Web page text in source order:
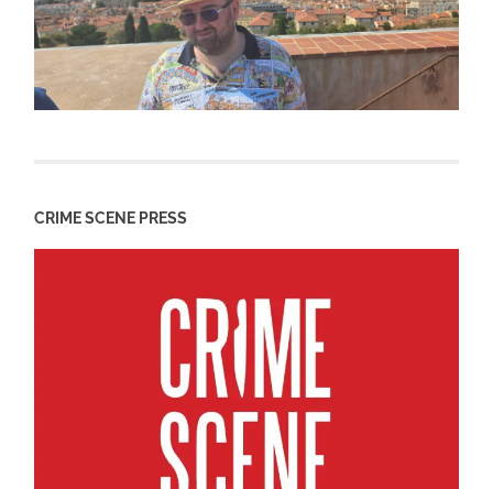
CRIME SCENE PRESS